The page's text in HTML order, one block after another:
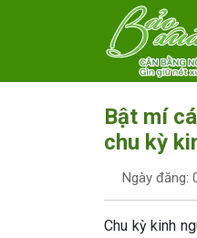
Main
Bật mí
chu kỳ
Ngày đăng:
Chu kỳ kinh